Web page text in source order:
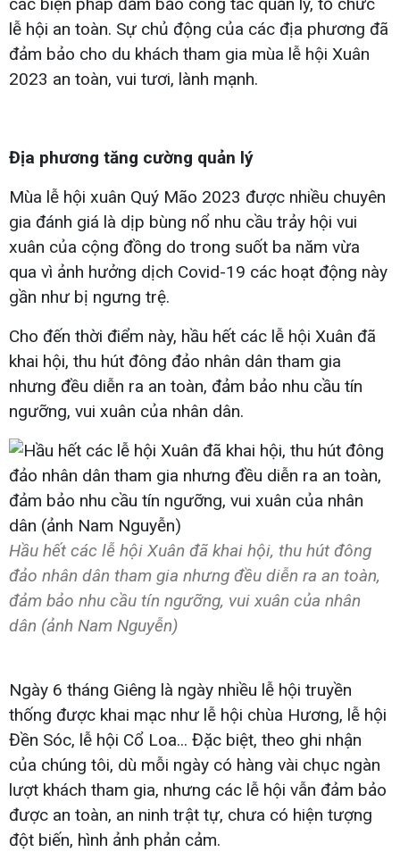
lễ hội an toàn. Sự chủ động của các địa phương đã
đảm bảo cho du khách tham gia mùa lễ hội Xuân
2023 an toàn, vui tươi, lành mạnh.
Địa phương tăng cường quản lý
Mùa lễ hội xuân Quý Mão 2023 được nhiều chuyên
gia đánh giá là dịp bùng nổ nhu cầu trảy hội vui
xuân của cộng đồng do trong suốt ba năm vừa
qua vì ảnh hưởng dịch Covid-19 các hoạt động này
gần như bị ngưng trệ.
Cho đến thời điểm này, hầu hết các lễ hội Xuân đã
khai hội, thu hút đông đảo nhân dân tham gia
nhưng đều diễn ra an toàn, đảm bảo nhu cầu tín
ngưỡng, vui xuân của nhân dân.
Hầu hết các lễ hội Xuân đã khai hội, thu hút đông
đảo nhân dân tham gia nhưng đều diễn ra an toàn,
đảm bảo nhu cầu tín ngưỡng, vui xuân của nhân
dân (ảnh Nam Nguyễn)
Ngày 6 tháng Giêng là ngày nhiều lễ hội truyền
thống được khai mạc như lễ hội chùa Hương, lễ hội
Đền Sóc, lễ hội Cổ Loa... Đặc biệt, theo ghi nhận
của chúng tôi, dù mỗi ngày có hàng vài chục ngàn
lượt khách tham gia, nhưng các lễ hội vẫn đảm bảo
được an toàn, an ninh trật tự, chưa có hiện tượng
đột biến, hình ảnh phản cảm.